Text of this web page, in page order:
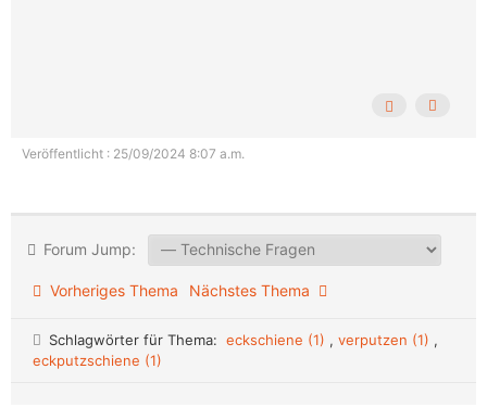
Veröffentlicht : 25/09/2024 8:07 a.m.
Forum Jump:
Vorheriges Thema Nächstes Thema
Schlagwörter für Thema: eckschiene (1) , verputzen (1) ,
eckputzschiene (1)